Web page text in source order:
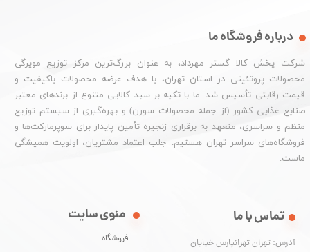
درباره فروشگاه ما
شرکت پخش کالا گستر مهرداد، به عنوان بزرگ‌ترین مرکز توزیع مویرگی
محصولات پروتئینی در استان تهران، با هدف عرضه محصولات باکیفیت و
قیمت رقابتی تأسیس شد. ما با تکیه بر سبد کالایی متنوع از برندهای معتبر
صنایع غذایی کشور (از جمله محصولات سورن) و بهره‌گیری از سیستم توزیع
منظم و سراسری، متعهد به برقراری زنجیره تأمین پایدار برای سوپرمارکت‌ها و
فروشگاه‌های سراسر تهران هستیم. جلب اعتماد مشتریان، اولویت همیشگی
ماست.
منوی سایت
فروشگاه
تماس با ما
آدرس: تهران تهرانپارس خیابان